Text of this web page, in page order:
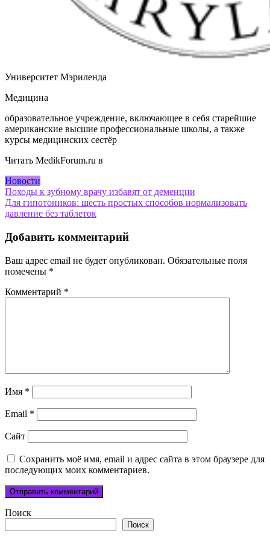
Университет Мэриленда
Медицина
образовательное учреждение, включающее в себя старейшие
американские высшие профессиональные школы, а также
курсы медицинских сестёр
Читать MedikForum.ru в
Новости
Навигация
по
Походы к зубному врачу избавят от деменции
Для гипотоников: шесть простых способов нормализовать
давление без таблеток
Добавить комментарий
Ваш адрес email не будет опубликован. Обязательные поля
помечены *
Комментарий *
Имя *
Email *
Сайт
Сохранить моё имя, email и адрес сайта в этом браузере для
последующих моих комментариев.
Поиск
Поиск